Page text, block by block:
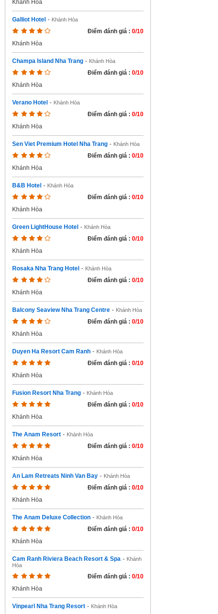
Khánh Hòa
Galliot Hotel - Khánh Hòa
Điểm đánh giá : 0/10
Khánh Hòa
Champa Island Nha Trang - Khánh Hòa
Điểm đánh giá : 0/10
Khánh Hòa
Verano Hotel - Khánh Hòa
Điểm đánh giá : 0/10
Khánh Hòa
Sen Viet Premium Hotel Nha Trang - Khánh Hòa
Điểm đánh giá : 0/10
Khánh Hòa
B&B Hotel - Khánh Hòa
Điểm đánh giá : 0/10
Khánh Hòa
Green LightHouse Hotel - Khánh Hòa
Điểm đánh giá : 0/10
Khánh Hòa
Rosaka Nha Trang Hotel - Khánh Hòa
Điểm đánh giá : 0/10
Khánh Hòa
Balcony Seaview Nha Trang Centre - Khánh Hòa
Điểm đánh giá : 0/10
Khánh Hòa
Duyen Ha Resort Cam Ranh - Khánh Hòa
Điểm đánh giá : 0/10
Khánh Hòa
Fusion Resort Nha Trang - Khánh Hòa
Điểm đánh giá : 0/10
Khánh Hòa
The Anam Resort - Khánh Hòa
Điểm đánh giá : 0/10
Khánh Hòa
An Lam Retreats Ninh Van Bay - Khánh Hòa
Điểm đánh giá : 0/10
Khánh Hòa
The Anam Deluxe Collection - Khánh Hòa
Điểm đánh giá : 0/10
Khánh Hòa
Cam Ranh Riviera Beach Resort & Spa - Khánh
Hòa
Điểm đánh giá : 0/10
Khánh Hòa
Vinpearl Nha Trang Resort - Khánh Hòa